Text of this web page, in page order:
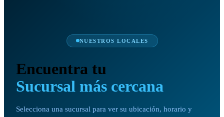
NUESTROS LOCALES
Encuentra tu
Sucursal más cercana
Selecciona una sucursal para ver su ubicación, horario y